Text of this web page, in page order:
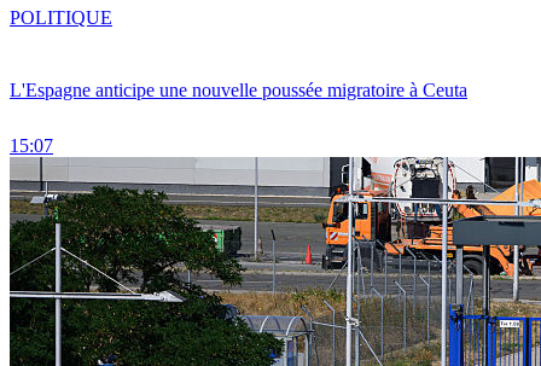
L'Espagne anticipe une nouvelle poussée migratoire à Ceuta
15:07
POLITIQUE